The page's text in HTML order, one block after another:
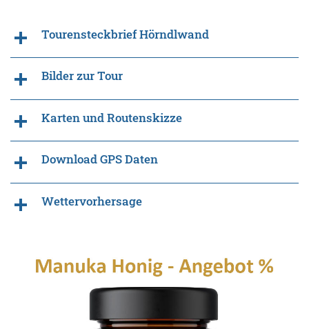
Tourensteckbrief Hörndlwand
Bilder zur Tour
Karten und Routenskizze
Download GPS Daten
Wettervorhersage